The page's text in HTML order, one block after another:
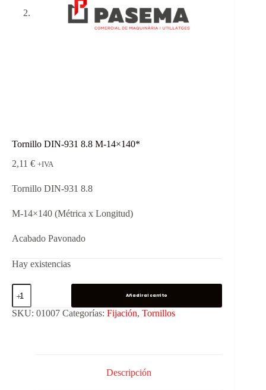
Tornillo DIN-931 8.8 M-14×140*
2,11 € +IVA
Tornillo DIN-931 8.8
M-14×140 (Métrica x Longitud)
Acabado Pavonado
Hay existencias
Añadir al carrito
SKU: 01007 Categorías: Fijación, Tornillos
Descripción